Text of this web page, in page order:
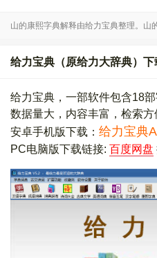
山的康熙字典解释由给力宝典整理。山
给力宝典（原给力大辞典）下
给力宝典，一部软件包含18
数据量大，内容丰富，检索方
安卓手机版下载： 给力宝典
PC电脑版下载链接: 百度网盘